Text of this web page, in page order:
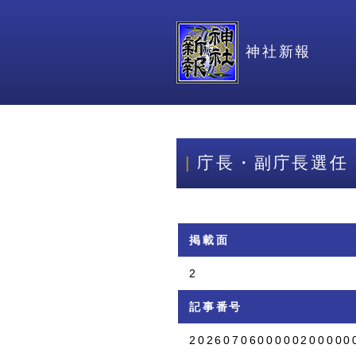
神社新報
庁長・副庁長選任
掲載面
2
記事番号